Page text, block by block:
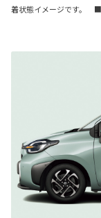
着状態イメージです。 ■